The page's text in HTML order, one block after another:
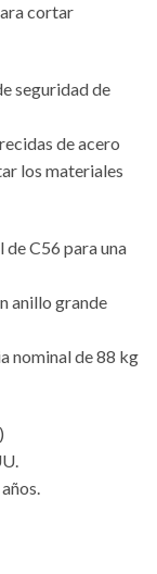
cortar
seguridad de
de acero
los materiales
C56 para una
anillo grande
nominal de 88 kg